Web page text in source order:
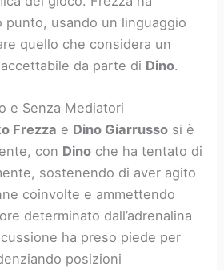
usando un linguaggio
quello che considera un
da parte di Dino.
e Senza Mediatori
Frezza e Dino Giarrusso si è
con Dino che ha tentato di
sostenendo di aver agito
coinvolte e ammettendo
determinato dall’adrenalina
ha preso piede per
posizioni